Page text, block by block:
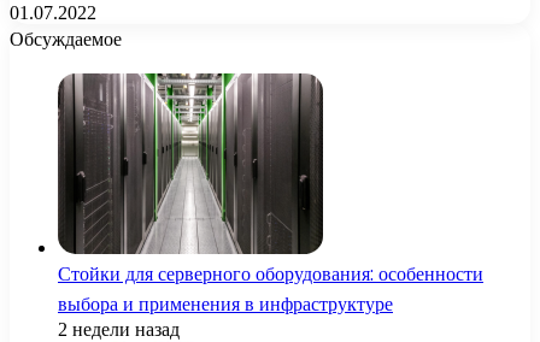
01.07.2022
Обсуждаемое
Стойки для серверного оборудования: особенности
выбора и применения в инфраструктуре
2 недели назад